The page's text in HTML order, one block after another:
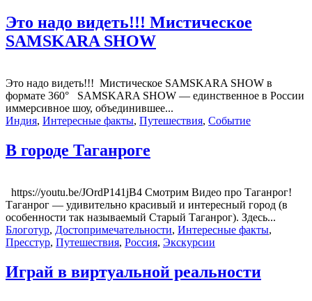
Это надо видеть!!! Мистическое
SAMSKARA SHOW
Это надо видеть!!! Мистическое SAMSKARA SHOW в
формате 360° SAMSKARA SHOW — единственное в России
иммерсивное шоу, объединившее...
Индия, Интересные факты, Путешествия, Событие
В городе Таганроге
https://youtu.be/JOrdP141jB4 Смотрим Видео про Таганрог!
Таганрог — удивительно красивый и интересный город (в
особенности так называемый Старый Таганрог). Здесь...
Блоготур, Достопримечательности, Интересные факты,
Пресстур, Путешествия, Россия, Экскурсии
Играй в виртуальной реальности